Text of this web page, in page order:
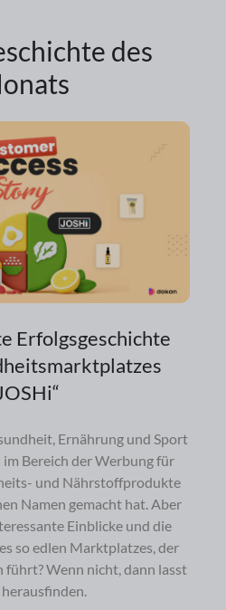
des
Erfolgsgeschichte
Ernährung und Sport
im Bereich der Werbung für
und Nährstoffprodukte
Namen gemacht hat. Aber
Einblicke und die
so edlen Marktplatzes, der
führt? Wenn nicht, dann lasst
herausfinden.